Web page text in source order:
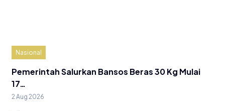
Nasional
Pemerintah Salurkan Bansos Beras 30 Kg Mulai
17…
2 Aug 2026